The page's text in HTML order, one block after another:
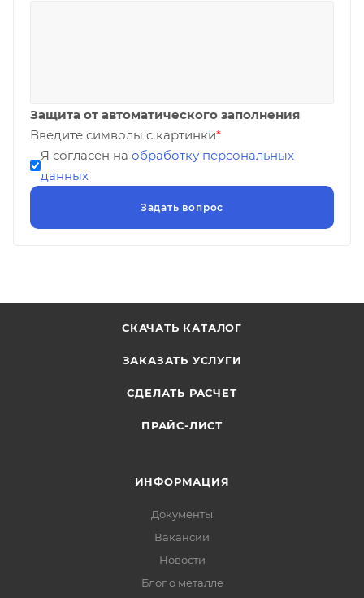
Защита от автоматического заполнения
Введите символы с картинки*
Я согласен на обработку персональных
данных
СКАЧАТЬ КАТАЛОГ
ЗАКАЗАТЬ УСЛУГИ
СДЕЛАТЬ РАСЧЕТ
ПРАЙС-ЛИСТ
ИНФОРМАЦИЯ
Документы
Вакансии
Новости
Блог о металле